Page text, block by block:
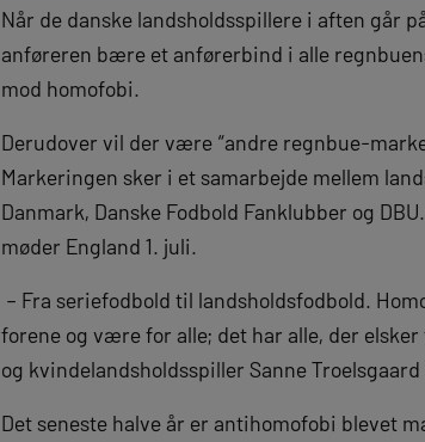
Når de danske landsholdsspillere i aften går
anføreren bære et anførerbind i alle
mod homofobi.
Derudover vil der være “andre regnbue-
Markeringen sker i et samarbejde mellem
Danmark, Danske Fodbold Fanklubber og
møder England 1. juli.
– Fra seriefodbold til landsholdsfodbold.
forene og være for alle; det har alle, der
og kvindelandsholdsspiller Sanne
Det seneste halve år er antihomofobi blevet